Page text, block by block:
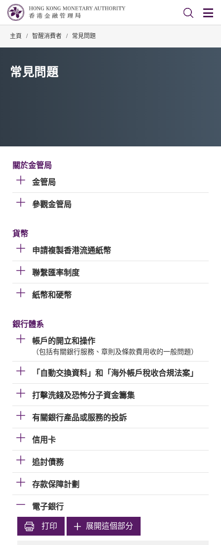
主頁 / 智醒消費者 / 常見問題
常見問題
關於金管局
金管局
參觀金管局
貨幣
申請複製香港流通紙幣
聯繫匯率制度
紙幣和硬幣
銀行體系
帳戶的開立和操作
（包括有關銀行服務、章則及條款費用收的一般問題）
「自動交換資料」和「海外帳戶稅收合規法案」
打擊洗錢及恐怖分子資金籌集
有關銀行產品或服務的投訴
信用卡
追討債務
存款保障計劃
電子銀行
打印 展開這個部分